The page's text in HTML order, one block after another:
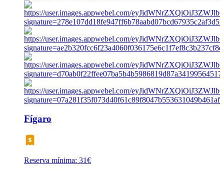
Fígaro
Reserva mínima: 31€